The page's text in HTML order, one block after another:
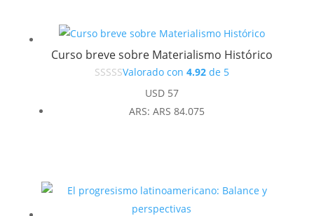
Curso breve sobre Materialismo Histórico
Valorado con 4.92de 5
USD57
ARS: ARS 84.075